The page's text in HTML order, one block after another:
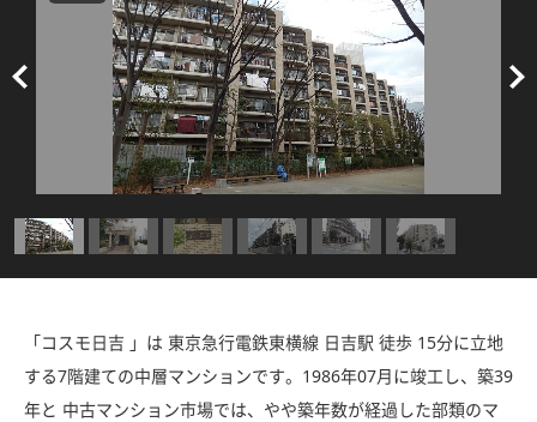
「コスモ日吉 」は 東京急行電鉄東横線 日吉駅 徒歩 15分に立地
する7階建ての中層マンションです。1986年07月に竣工し、築39
年と 中古マンション市場では、やや築年数が経過した部類のマ